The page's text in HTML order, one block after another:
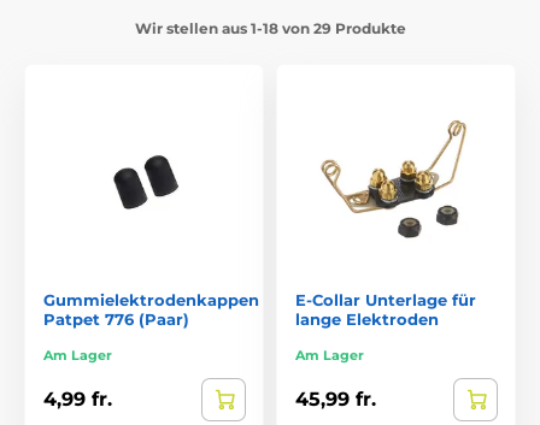
Wir stellen aus 1-18 von 29 Produkte
Gummielektrodenkappen
Patpet 776 (Paar)
Am Lager
4,99 fr.
E-Collar Unterlage für
lange Elektroden
Am Lager
45,99 fr.